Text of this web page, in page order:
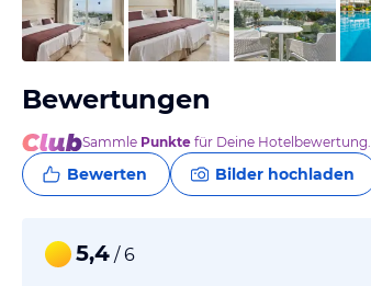
vom Hotelier, Juni 2022
Bewertungen
Sammle Punkte für Deine Hotelbewertung.
Bewerten Bilder hochladen
5,4 / 6